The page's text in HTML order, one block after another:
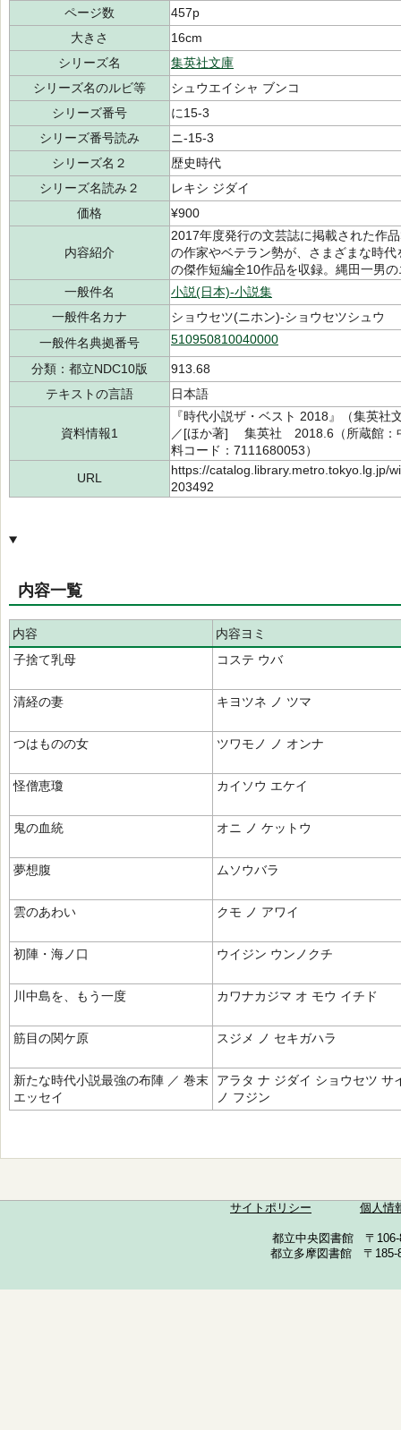
ページ数
457p
大きさ
16cm
シリーズ名
集英社文庫
シリーズ名のルビ等
シュウエイシャ ブンコ
シリーズ番号
に15-3
シリーズ番号読み
ニ-15-3
シリーズ名２
歴史時代
シリーズ名読み２
レキシ ジダイ
価格
¥900
内容紹介
2017年度発行の文芸誌に掲載された作
の作家やベテラン勢が、さまざまな時
の傑作短編全10作品を収録。縄田一男
一般件名
小説(日本)-小説集
一般件名カナ
ショウセツ(ニホン)-ショウセツシュウ
一般件名典拠番号
510950810040000
分類：都立NDC10版
913.68
テキストの言語
日本語
資料情報1
『時代小説ザ・ベスト 2018』（集英
／[ほか著] 集英社 2018.6（所蔵館
料コード：7111680053）
URL
https://catalog.library.metro.tokyo.lg.jp/
203492
内容一覧
内容
内容ヨミ
子捨て乳母
コステ ウバ
清経の妻 キヨツネ ノ ツマ
つはものの女 ツワモノ ノ オンナ
怪僧恵瓊 カイソウ エケイ
鬼の血統 オニ ノ ケットウ
夢想腹 ムソウバラ
雲のあわい クモ ノ アワイ
初陣・海ノ口 ウイジン ウンノクチ
川中島を、もう一度 カワナカジマ オ モウ イチド
筋目の関ケ原 スジメ ノ セキガハラ
新たな時代小説最強の布陣 ／ 巻末
エッセイ
アラタ ナ ジダイ ショウセツ サ
ノ フジン
サイトポリシー 個人情
都立中央図書館 〒
都立多摩図書館 〒185-